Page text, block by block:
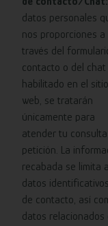
datos personales
nos proporciones a
través del
contacto o del chat
habilitado en el sitio
web, se tratarán
únicamente para
atender tu
petición. La
recabada se limita a
datos
de contacto, así
datos relacionados